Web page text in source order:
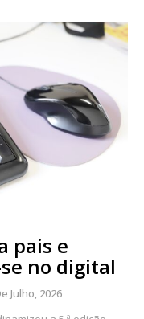
pais e
no digital
Julho, 2026